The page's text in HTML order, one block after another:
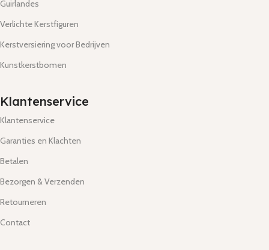
Guirlandes
Verlichte Kerstfiguren
Kerstversiering voor Bedrijven
Kunstkerstbomen
Klantenservice
Klantenservice
Garanties en Klachten
Betalen
Bezorgen & Verzenden
Retourneren
Contact